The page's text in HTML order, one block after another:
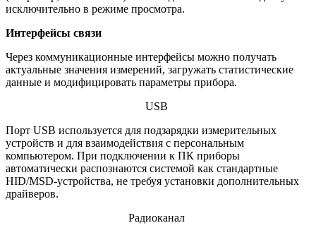
исключительно в режиме просмотра.
Интерфейсы связи
Через коммуникационные интерфейсы можно получать
актуальные значения измерений, загружать статистические
данные и модифицировать параметры прибора.
USB
Порт USB используется для подзарядки измерительных
устройств и для взаимодействия с персональным
компьютером. При подключении к ПК приборы
автоматически распознаются системой как стандартные
HID/MSD-устройства, не требуя установки дополнительных
драйверов.
Радиоканал